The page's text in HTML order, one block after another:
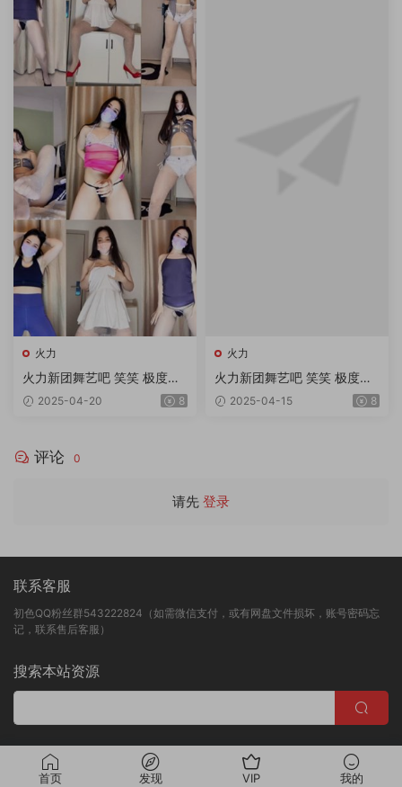
火力
火力新团舞艺吧 笑笑 极度诱
惑顶胯热舞 第37期 10V/1.6G
2025-04-20 8
火力
火力新团舞艺吧 笑笑 极度诱
惑顶胯热舞 第34期 10V/1.78
2025-04-15 8
评论 0
请先 登录
联系客服
初色QQ粉丝群543222824（如需微信支付，或有网盘文件损坏，账号密码忘
记，联系售后客服）
搜索本站资源
版权归初色映像所有
首页 发现 VIP 我的